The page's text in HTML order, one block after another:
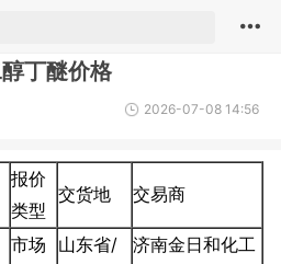
丁醚价格
2026-07-08 14:56
报价
类型
交货地 交易商
市场
山东省/
济南金日和化工